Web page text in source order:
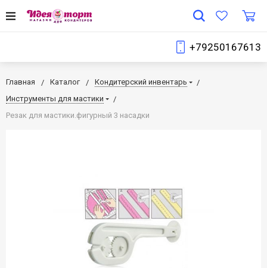
+79250167613
Главная Каталог
Кондитерский инвентарь
Инструменты для мастики
Резак для мастики.фигурный 3 насадки